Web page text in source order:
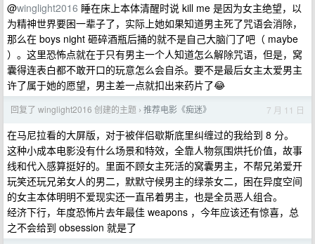
@winglight2016 睡在床上本体清醒时说 kill me 是因为女主绝望，以
为精神世界要困一辈子了，实际上她如果知道男主死了咒语会消除，
那么在 boys night 砸碎酒瓶后捅的就不是自己大脑门了吧（ maybe
）。这里恐怖点就在于只有男主一个人知道怎么解除咒语，但是，窝
囊得连表白都不敢开口的玩意怎么会自杀。要不是最后女主太爱男主
许了属于她的愿望，男主差一点就扣出来药片了😂
回复了 winglight2016 创建的主题 › 推荐电影《痴迷》 7 月 11 日
在马尼拉看的大屏版，对于被伴侣歇斯底里纠缠过的我给到 8 分。
这种小成本电影没有什么场景和特效，全靠人物氛围烘托价值，故事
线和代入感算挺好的。里面不顾女主死活的窝囊男主，不帮兄弟爱开
玩笑还玩兄弟女人的男二，默默守候男主的绿茶女二，困在异度空间
的女主本体明明不爱现实还一直吊着男主，也是全员恶人组合。
经济下行，年度恐怖片去年最佳 weapons ，今年应该还有惊喜，总
之不会给到 obsession 就是了